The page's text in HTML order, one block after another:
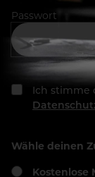
Passwort
Ich stimme
Wähle deinen
Kostenlose